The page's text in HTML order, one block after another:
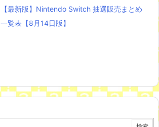
【最新版】Nintendo Switch 抽選販売まとめ
一覧表【8月14日版】